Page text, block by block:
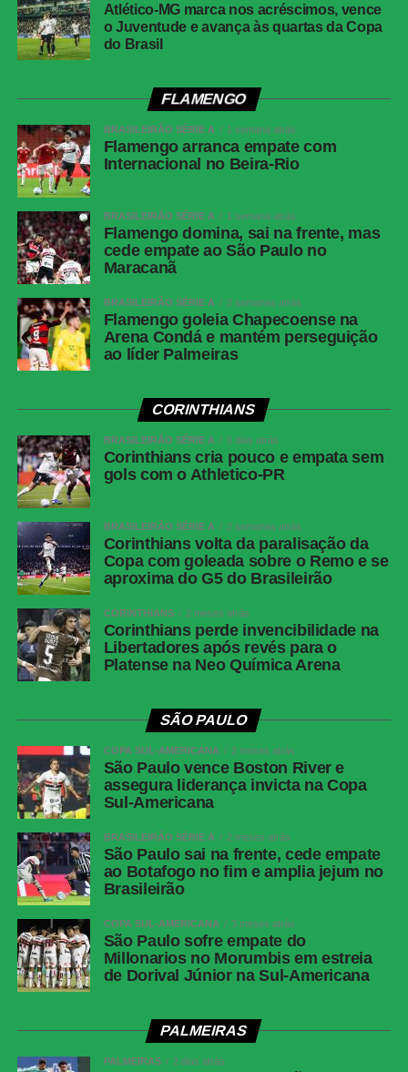
Atlético-MG marca nos acréscimos, vence
o Juventude e avança às quartas da Copa
do Brasil
FLAMENGO
BRASILEIRÃO SÉRIE A 1 semana atrás
Flamengo arranca empate com
Internacional no Beira-Rio
BRASILEIRÃO SÉRIE A 1 semana atrás
Flamengo domina, sai na frente, mas
cede empate ao São Paulo no
Maracanã
BRASILEIRÃO SÉRIE A 2 semanas atrás
Flamengo goleia Chapecoense na
Arena Condá e mantém perseguição
ao líder Palmeiras
CORINTHIANS
BRASILEIRÃO SÉRIE A 6 dias atrás
Corinthians cria pouco e empata sem
gols com o Athletico-PR
BRASILEIRÃO SÉRIE A 2 semanas atrás
Corinthians volta da paralisação da
Copa com goleada sobre o Remo e se
aproxima do G5 do Brasileirão
CORINTHIANS 2 meses atrás
Corinthians perde invencibilidade na
Libertadores após revés para o
Platense na Neo Química Arena
SÃO PAULO
COPA SUL-AMERICANA 2 meses atrás
São Paulo vence Boston River e
assegura liderança invicta na Copa
Sul-Americana
BRASILEIRÃO SÉRIE A 2 meses atrás
São Paulo sai na frente, cede empate
ao Botafogo no fim e amplia jejum no
Brasileirão
COPA SUL-AMERICANA 3 meses atrás
São Paulo sofre empate do
Millonarios no Morumbis em estreia
de Dorival Júnior na Sul-Americana
PALMEIRAS
PALMEIRAS 2 dias atrás